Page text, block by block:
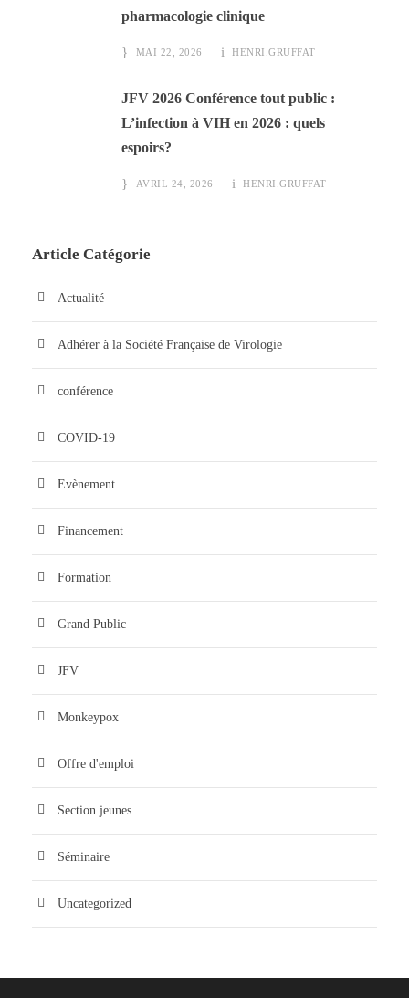
pharmacologie clinique
MAI 22, 2026 HENRI.GRUFFAT
JFV 2026 Conférence tout public :
L’infection à VIH en 2026 : quels
espoirs?
AVRIL 24, 2026 HENRI.GRUFFAT
Article Catégorie
Actualité
Adhérer à la Société Française de Virologie
conférence
COVID-19
Evènement
Financement
Formation
Grand Public
JFV
Monkeypox
Offre d'emploi
Section jeunes
Séminaire
Uncategorized